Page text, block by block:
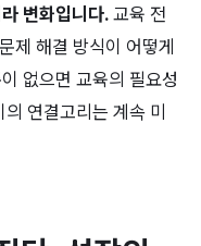
변화입니다. 교육 전
제 해결 방식이 어떻게
없으면 교육의 필요성
연결고리는 계속 미